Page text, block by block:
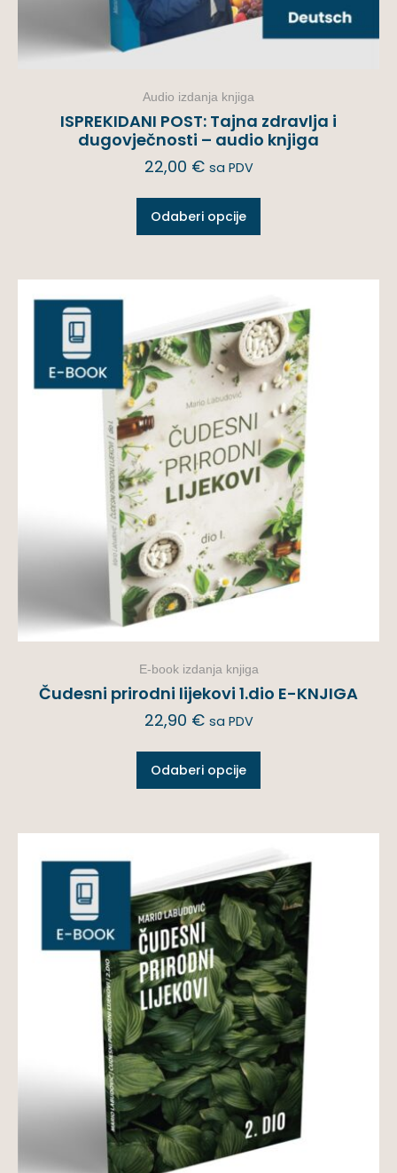
Audio izdanja knjiga
ISPREKIDANI POST: Tajna zdravlja i
dugovječnosti – audio knjiga
22,00 € sa PDV
Odaberi opcije
E-book izdanja knjiga
Čudesni prirodni lijekovi 1.dio E-KNJIGA
22,90 € sa PDV
Odaberi opcije